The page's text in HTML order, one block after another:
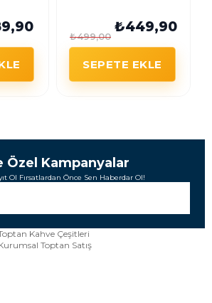
₺449,90
₺499,00
SEPETE EKLE
Özel Kampanyalar
Ol Fırsatlardan Önce Sen Haberdar Ol!
Kahve Çeşitleri
Toptan Satış